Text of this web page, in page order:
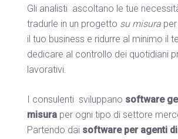
Gli analisti ascoltano le tue
tradurle in un progetto su misuraper
il tuo business e ridurre al minimo il
dedicare al controllo dei quotidiani
lavorativi.
I consulenti sviluppano software
misuraper ogni tipo di settore
Partendo dai software per agenti di